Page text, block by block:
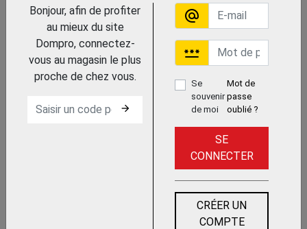
AGRAFEUSE POUR CLOTURE
18V M18 FFUS-0C
Trouvez le chez votre adhérent
CLOUEUR A BATTERIE BNX50
COFFRET BATTERIE + CHARGEUR
Bonjour, afin de profiter
au mieux du site
Dompro, connectez-
vous au magasin le plus
proche de chez vous.
arrow_forward
alternate_email
password
Se
souvenir
de moi
Mot de
passe
oublié ?
SE
CONNECTER
CRÉER UN
COMPTE